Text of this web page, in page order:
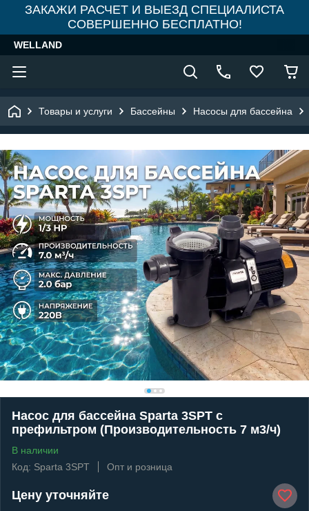
ЗАКАЖИ РАСЧЕТ И ВЫЕЗД СПЕЦИАЛИСТА
СОВЕРШЕННО БЕСПЛАТНО!
WELLAND
Товары и услуги Бассейны Насосы для бассейна
Насос для бассейна Sparta 3SPT c
префильтром (Производительность 7 м3/ч)
В наличии
Код: Sparta 3SPT
Опт и розница
Цену уточняйте